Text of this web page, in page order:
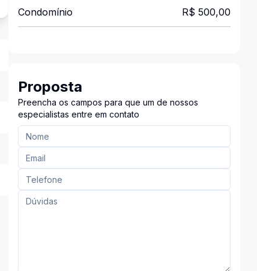
Condomínio R$ 500,00
Proposta
Preencha os campos para que um de nossos
especialistas entre em contato